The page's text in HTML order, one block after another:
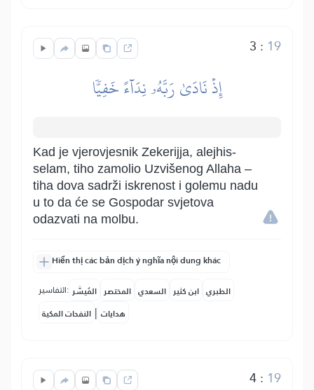
3 : 19
إِذۡ نَادَىٰ رَبَّهُۥ نِدَآءً خَفِيّٗا
Kad je vjerovjesnik Zekerijja, alejhis-
selam, tiho zamolio Uzvišenog Allaha –
tiha dova sadrži iskrenost i golemu nadu
u to da će se Gospodar svjetova
odazvati na molbu.
Hiển thị các bản dịch ý nghĩa nội dung khác
التفاسير: المُيسَّر المختصر السعدي ابن كثير الطبري
النفحات المكية | هدايات
4: 19